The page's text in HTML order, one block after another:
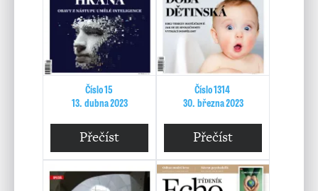
Číslo 15
13. dubna 2023
Přečíst
Číslo 1314
30. března 2023
Přečíst